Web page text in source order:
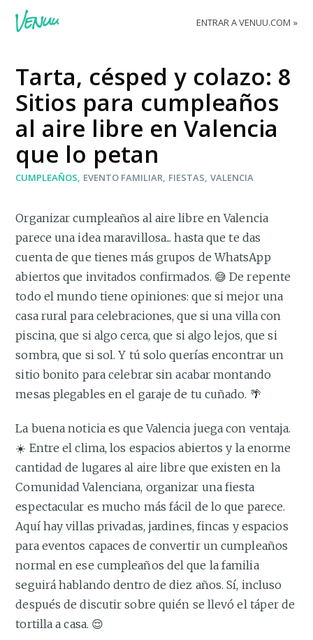
ENTRAR A VENUU.COM
Tarta, césped y colazo: 8
Sitios para cumpleaños
al aire libre en Valencia
que lo petan
CUMPLEAÑOS EVENTO FAMILIAR FIESTAS VALENCIA
Organizar cumpleaños al aire libre en Valencia
parece una idea maravillosa... hasta que te das
cuenta de que tienes más grupos de WhatsApp
abiertos que invitados confirmados. 😅 De repente
todo el mundo tiene opiniones: que si mejor una
casa rural para celebraciones, que si una villa con
piscina, que si algo cerca, que si algo lejos, que si
sombra, que si sol. Y tú solo querías encontrar un
sitio bonito para celebrar sin acabar montando
mesas plegables en el garaje de tu cuñado. 🌴
La buena noticia es que Valencia juega con ventaja.
☀️ Entre el clima, los espacios abiertos y la enorme
cantidad de lugares al aire libre que existen en la
Comunidad Valenciana, organizar una fiesta
espectacular es mucho más fácil de lo que parece.
Aquí hay villas privadas, jardines, fincas y espacios
para eventos capaces de convertir un cumpleaños
normal en ese cumpleaños del que la familia
seguirá hablando dentro de diez años. Sí, incluso
después de discutir sobre quién se llevó el táper de
tortilla a casa. 😌